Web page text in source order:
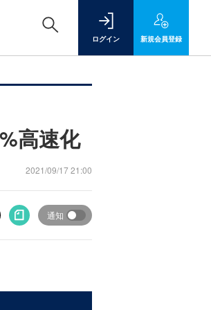
ログイン 新規会員登録
高速化
2021/09/17 21:00
通知